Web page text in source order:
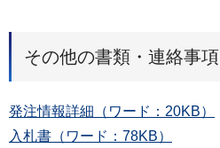
その他の書類・連絡事項
発注情報詳細（ワード：20KB）
入札書（ワード：78KB）